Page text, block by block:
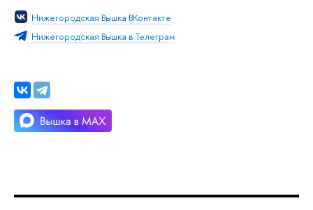
Нижегородская Вышка ВКонтакте
Нижегородская Вышка в Телеграм